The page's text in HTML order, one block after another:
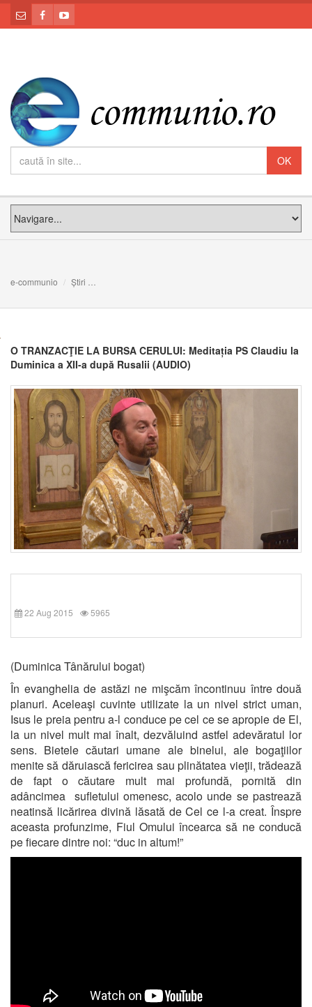
e-communio Știri
O TRANZACŢIE LA BURSA CERULUI: Meditația PS Claudiu la
Duminica a XII-a după Rusalii (AUDIO)
22 Aug 2015 5965
(Duminica Tânărului bogat)
În evanghelia de astăzi ne mişcăm încontinuu între două
planuri. Aceleaşi cuvinte utilizate la un nivel strict uman,
Isus le preia pentru a-l conduce pe cel ce se apropie de El,
la un nivel mult mai înalt, dezvăluind astfel adevăratul lor
sens. Bietele căutari umane ale binelui, ale bogaţiilor
menite să dăruiască fericirea sau plinătatea vieţii, trădează
de fapt o căutare mult mai profundă, pornită din
adâncimea sufletului omenesc, acolo unde se pastrează
neatinsă licărirea divină lăsată de Cel ce l-a creat. Înspre
aceasta profunzime, Fiul Omului încearca să ne conducă
pe fiecare dintre noi: “duc in altum!”